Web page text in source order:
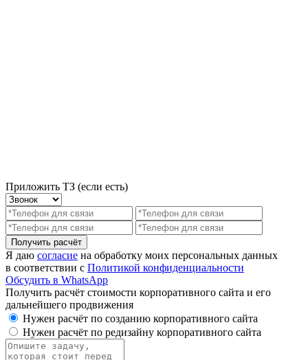
Приложить ТЗ (если есть)
Получить расчёт
Я даю согласие на обработку моих персональных данных
в соответствии с Политикой конфиденциальности
Обсудить в WhatsApp
Получить расчёт стоимости корпоративного сайта и его
дальнейшего продвижения
Нужен расчёт по созданию корпоративного сайта
Нужен расчёт по редизайну корпоративного сайта